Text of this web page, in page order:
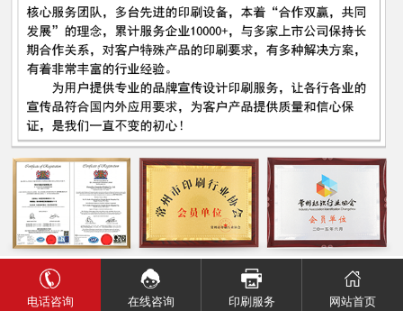
电话咨询 在线咨询 印刷服务 网站首页